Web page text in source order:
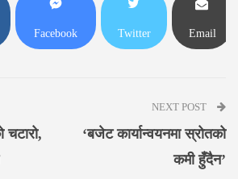
Facebook Twitter Email
चटारो,
NEXT POST
‘बजेट कार्यान्वयनमा स्रोतको
कमी हुँदैन’